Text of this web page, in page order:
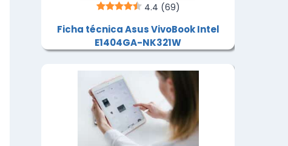
4.4 (69)
Ficha técnica Asus VivoBook Intel
E1404GA-NK321W